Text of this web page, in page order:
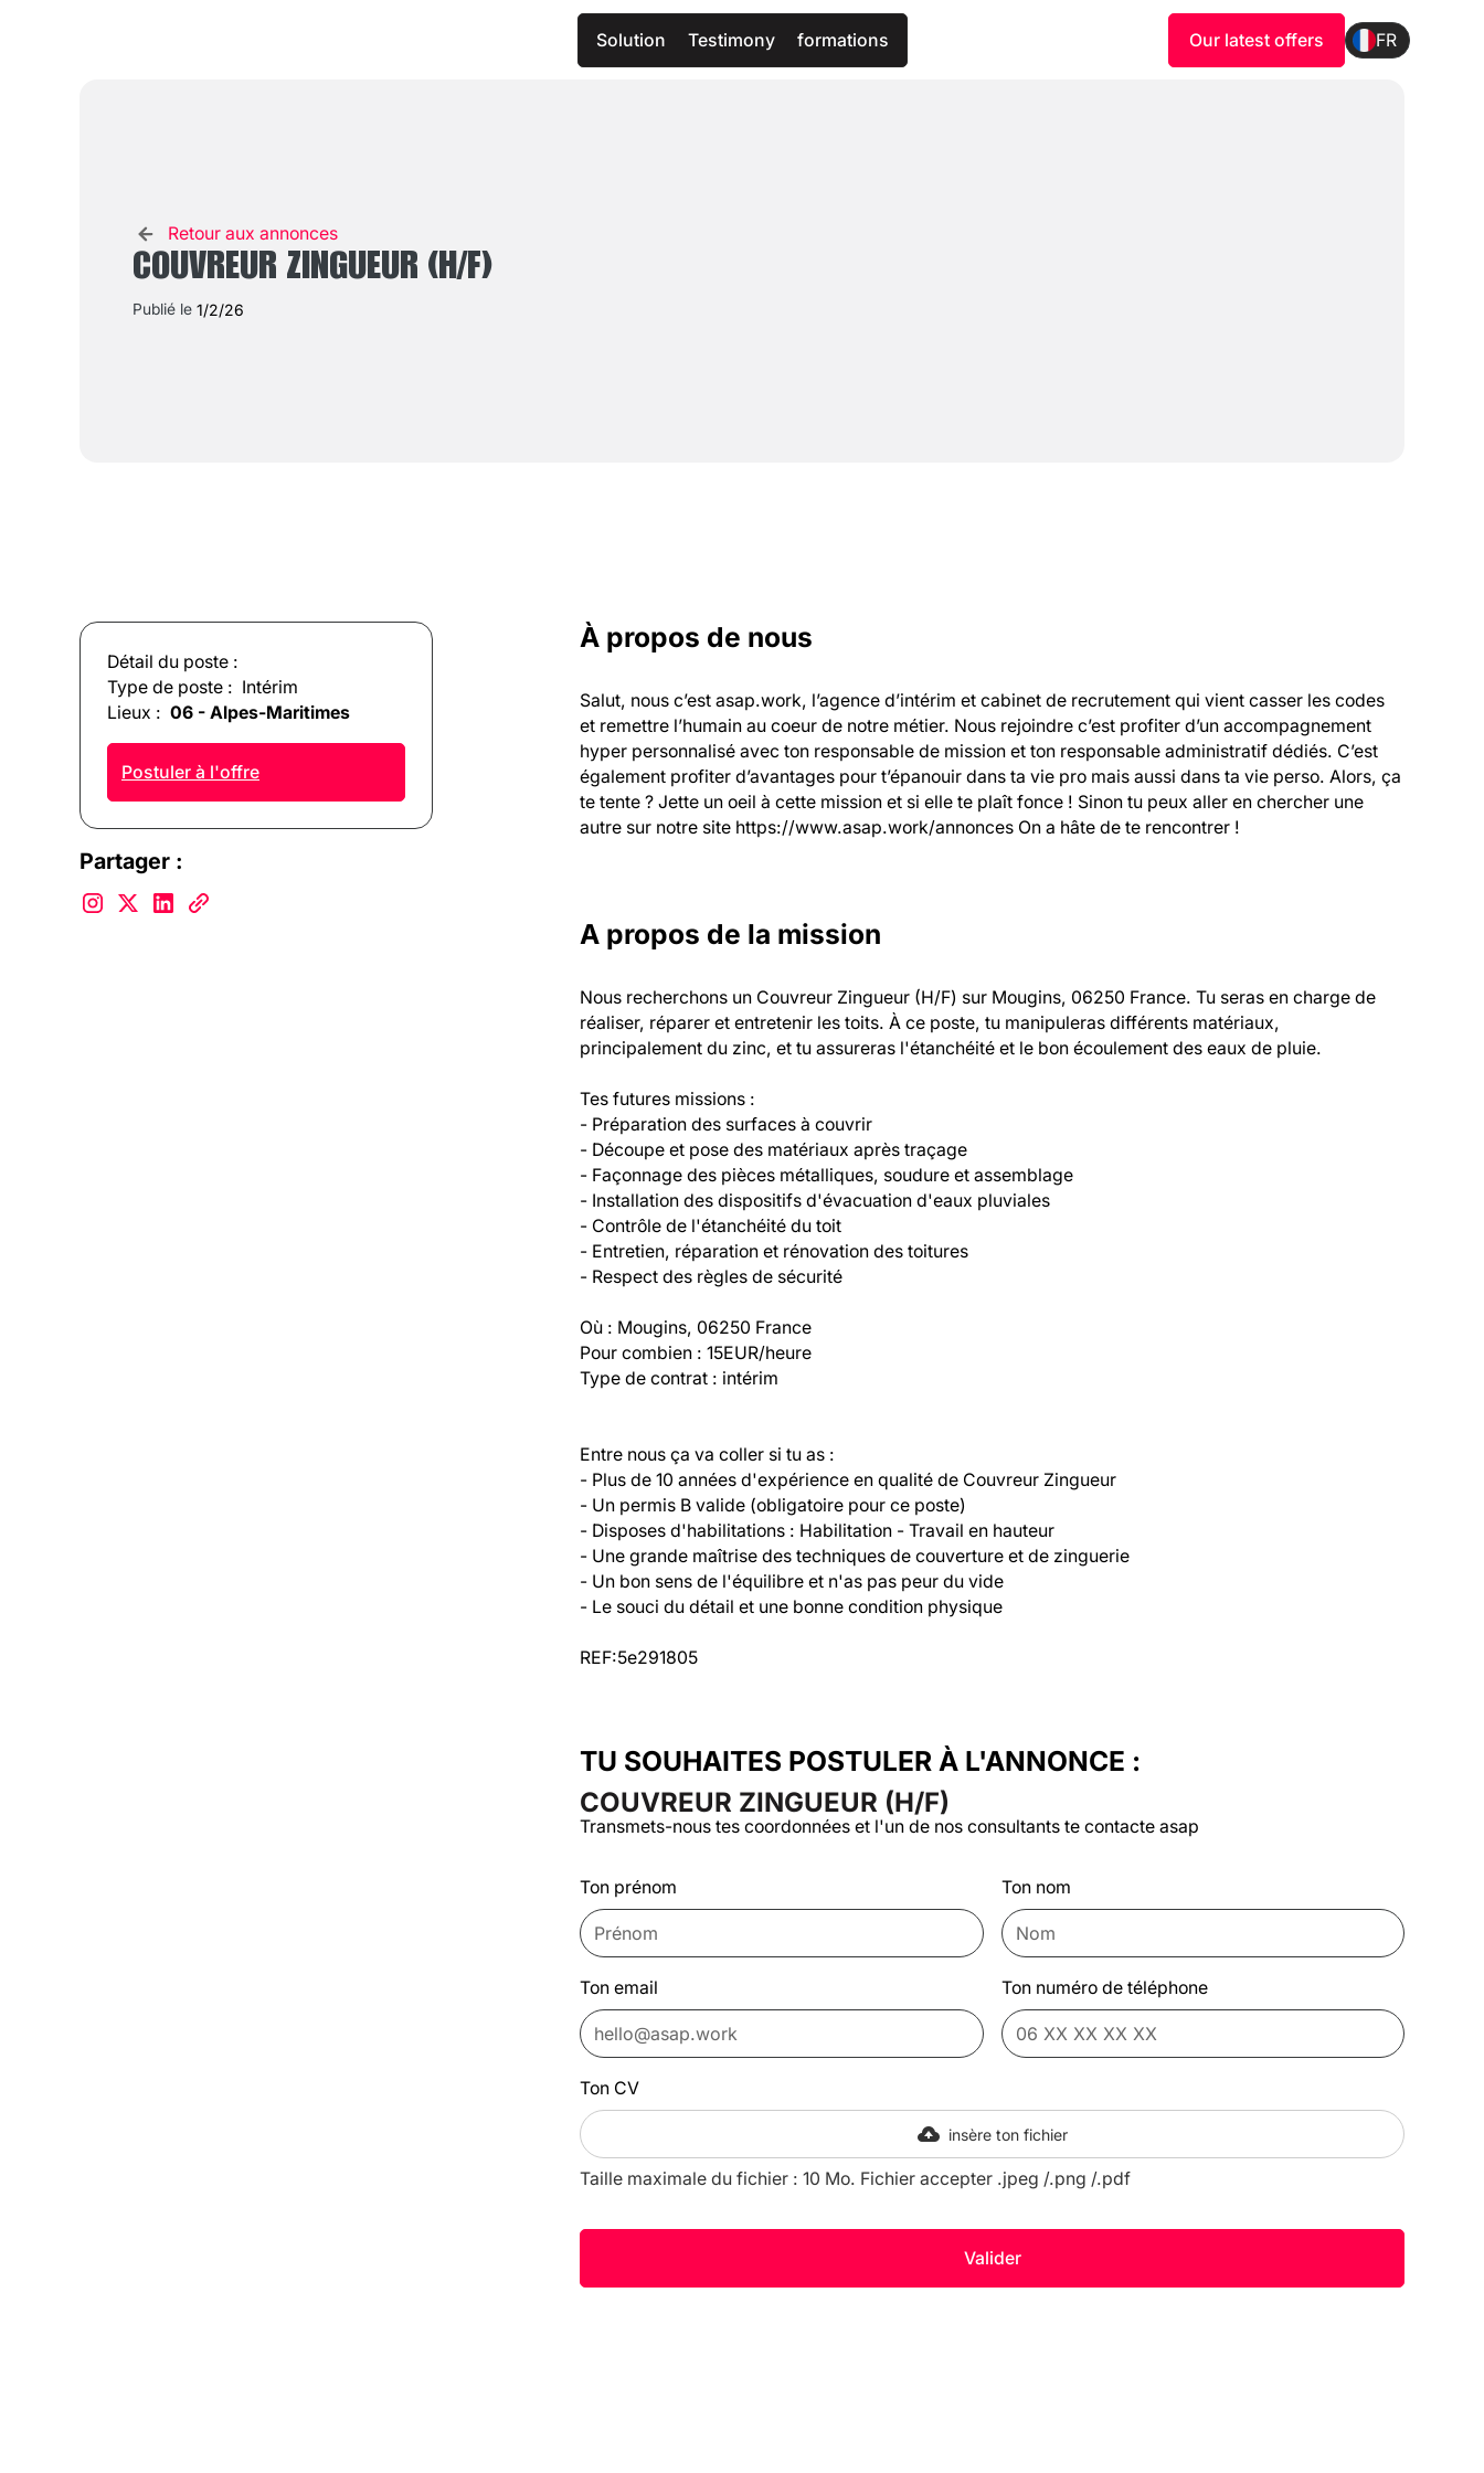
Solution Testimony formations Our latest offers FR
Retour aux annonces
COUVREUR ZINGUEUR (H/F)
Publié le 1/2/26
Détail du poste :
Type de poste : Intérim
Lieux : 06 - Alpes-Maritimes
Postuler à l'offre
Partager :
À propos de nous
Salut, nous c’est asap.work, l’agence d’intérim et cabinet de recrutement qui vient casser les codes
et remettre l’humain au coeur de notre métier. Nous rejoindre c’est profiter d’un accompagnement
hyper personnalisé avec ton responsable de mission et ton responsable administratif dédiés. C’est
également profiter d’avantages pour t’épanouir dans ta vie pro mais aussi dans ta vie perso. Alors, ça
te tente ? Jette un oeil à cette mission et si elle te plaît fonce ! Sinon tu peux aller en chercher une
autre sur notre site https://www.asap.work/annonces On a hâte de te rencontrer !
A propos de la mission
Nous recherchons un Couvreur Zingueur (H/F) sur Mougins, 06250 France. Tu seras en charge de
réaliser, réparer et entretenir les toits. À ce poste, tu manipuleras différents matériaux,
principalement du zinc, et tu assureras l'étanchéité et le bon écoulement des eaux de pluie.
Tes futures missions :
- Préparation des surfaces à couvrir
- Découpe et pose des matériaux après traçage
- Façonnage des pièces métalliques, soudure et assemblage
- Installation des dispositifs d'évacuation d'eaux pluviales
- Contrôle de l'étanchéité du toit
- Entretien, réparation et rénovation des toitures
- Respect des règles de sécurité
Où : Mougins, 06250 France
Pour combien : 15EUR/heure
Type de contrat : intérim
Entre nous ça va coller si tu as :
- Plus de 10 années d'expérience en qualité de Couvreur Zingueur
- Un permis B valide (obligatoire pour ce poste)
- Disposes d'habilitations : Habilitation - Travail en hauteur
- Une grande maîtrise des techniques de couverture et de zinguerie
- Un bon sens de l'équilibre et n'as pas peur du vide
- Le souci du détail et une bonne condition physique
REF:5e291805
TU SOUHAITES POSTULER À L'ANNONCE :
COUVREUR ZINGUEUR (H/F)
Transmets-nous tes coordonnées et l'un de nos consultants te contacte asap
Ton prénom Ton nom
Ton email Ton numéro de téléphone
Ton CV
insère ton fichier
Taille maximale du fichier : 10 Mo. Fichier accepter .jpeg /.png /.pdf